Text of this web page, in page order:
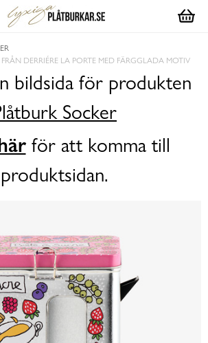
DERRIÉRE LA PORTE MED FÄRGGLADA MOTIV
bildsida för produkten
Socker
för att komma till
produktsidan.